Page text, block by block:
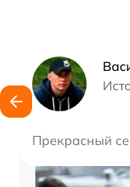
Прекрасный